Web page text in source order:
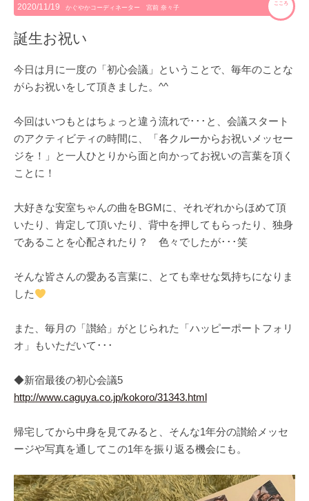
2020/11/19 かぐやかコーディネーター 宮前 奈々子
こころ
誕生お祝い
今日は月に一度の「初心会議」ということで、毎年のことな
がらお祝いをして頂きました。^^
今回はいつもとはちょっと違う流れで･･･と、会議スタート
のアクティビティの時間に、「各クルーからお祝いメッセー
ジを！」と一人ひとりから面と向かってお祝いの言葉を頂く
ことに！
大好きな安室ちゃんの曲をBGMに、それぞれからほめて頂
いたり、肯定して頂いたり、背中を押してもらったり、独身
であることを心配されたり？ 色々でしたが･･･笑
そんな皆さんの愛ある言葉に、とても幸せな気持ちになりま
した
また、毎月の「讃給」がとじられた「ハッピーポートフォリ
オ」もいただいて･･･
◆新宿最後の初心会議5
http://www.caguya.co.jp/kokoro/31343.html
帰宅してから中身を見てみると、そんな1年分の讃給メッセ
ージや写真を通してこの1年を振り返る機会にも。